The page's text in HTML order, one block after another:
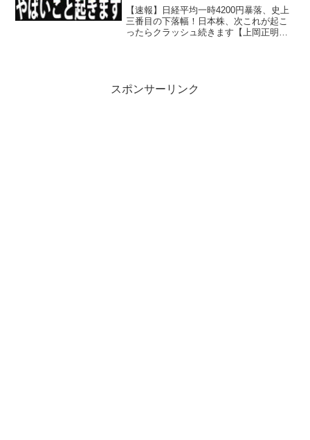
ュ続きます【上岡正明】
【速報】日経平均一時4200円暴落、史上
三番目の下落幅！日本株、次これが起こ
ったらクラッシュ続きます【上岡正明】
スポンサーリンク